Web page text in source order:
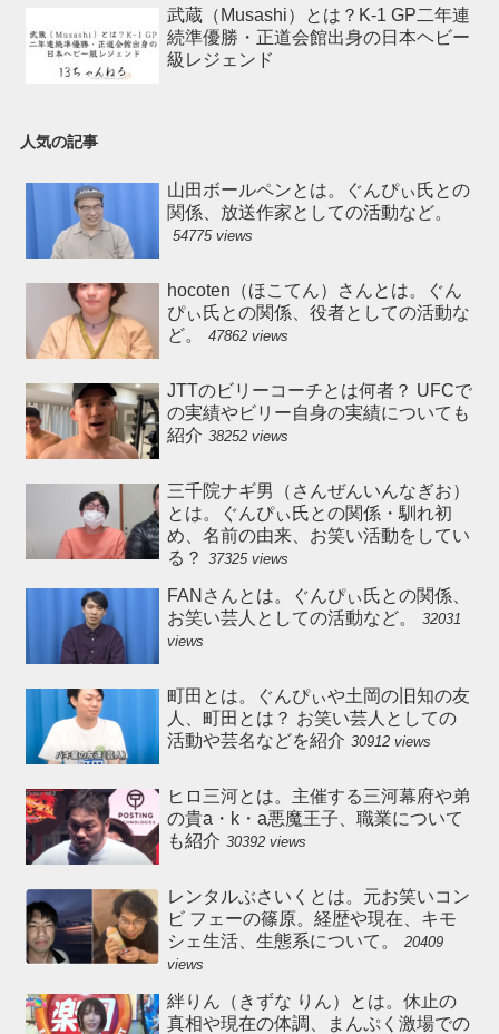
武蔵（Musashi）とは？K-1 GP二年連
続準優勝・正道会館出身の日本ヘビー
級レジェンド
人気の記事
山田ボールペンとは。ぐんぴぃ氏との
関係、放送作家としての活動など。
54775 views
hocoten（ほこてん）さんとは。ぐん
ぴぃ氏との関係、役者としての活動な
ど。
47862 views
JTTのビリーコーチとは何者？ UFCで
の実績やビリー自身の実績についても
紹介 38252 views
三千院ナギ男（さんぜんいんなぎお）
とは。ぐんぴぃ氏との関係・馴れ初
め、名前の由来、お笑い活動をしてい
る？ 37325 views
FANさんとは。ぐんぴぃ氏との関係、
お笑い芸人としての活動など。
32031
views
町田とは。ぐんぴぃや土岡の旧知の友
人、町田とは？ お笑い芸人としての
活動や芸名などを紹介 30912 views
ヒロ三河とは。主催する三河幕府や弟
の貴a・k・a悪魔王子、職業について
も紹介 30392 views
レンタルぶさいくとは。元お笑いコン
ビ フェーの篠原。経歴や現在、キモ
シェ生活、生態系について。
20409
views
絆りん（きずな りん）とは。休止の
真相や現在の体調、まんぷく激場での